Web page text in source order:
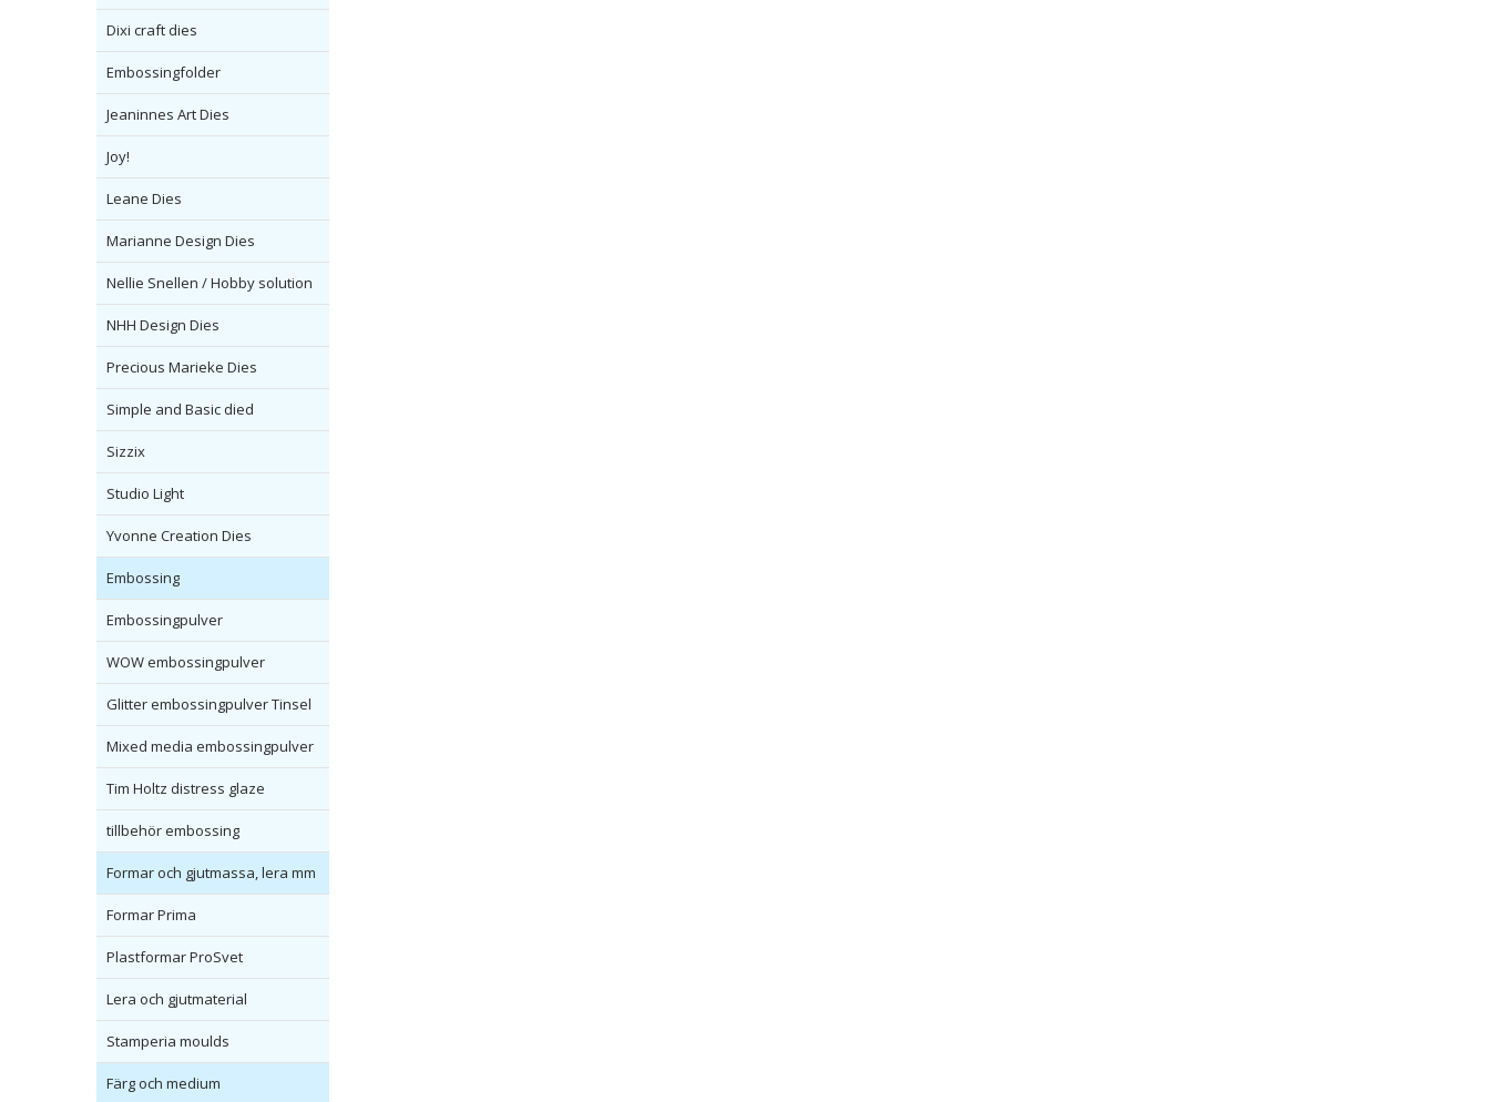
Dixi craft dies
Embossingfolder
Jeaninnes Art Dies
Joy!
Leane Dies
Marianne Design Dies
Nellie Snellen / Hobby solution
NHH Design Dies
Precious Marieke Dies
Simple and Basic died
Sizzix
Studio Light
Yvonne Creation Dies
Embossing
Embossingpulver
WOW embossingpulver
Glitter embossingpulver Tinsel
Mixed media embossingpulver
Tim Holtz distress glaze
tillbehör embossing
Formar och gjutmassa, lera mm
Formar Prima
Plastformar ProSvet
Lera och gjutmaterial
Stamperia moulds
Färg och medium